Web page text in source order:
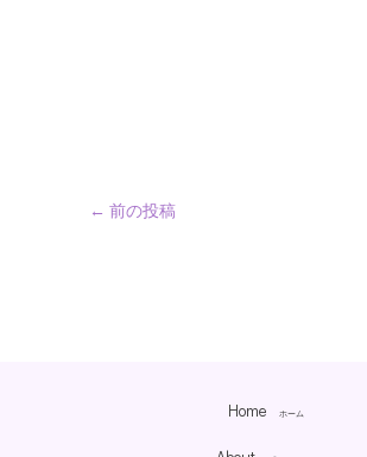
← 前の投稿
Home ホーム